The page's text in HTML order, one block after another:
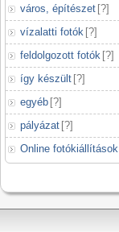
város, építészet [?]
vízalatti fotók [?]
feldolgozott fotók [?]
így készült [?]
egyéb [?]
pályázat [?]
Online fotókiállítások